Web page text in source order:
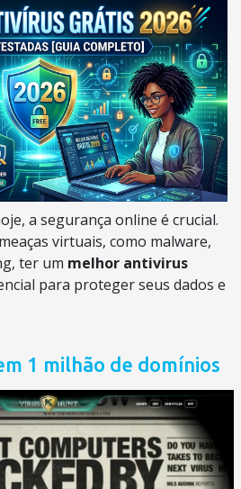
a segurança online é crucial.
virtuais, como malware,
ter um melhor antivirus
para proteger seus dados e
1 milhão de domínios